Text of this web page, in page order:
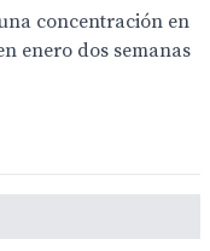
concentración en
enero dos semanas